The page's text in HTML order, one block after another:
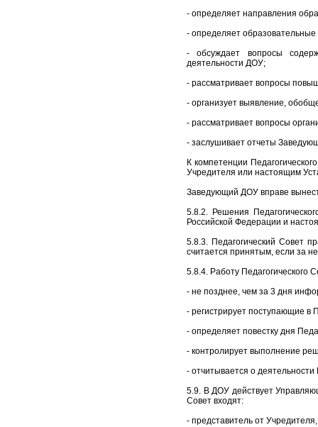
- определяет направления
- определяет
- обсуждает вопросы
деятельности ДОУ;
- рассматривает вопросы
- организует выявление,
- рассматривает вопросы
- заслушивает отчеты
К компетенции
Учредителя или настоящим
Заведующий ДОУ вправе
5.8.2. Решения
Российской Федерации и
5.8.3. Педагогический Совет
считается принятым, если за
5.8.4. Работу Педагогического
- не позднее, чем за 3 дня
- регистрирует поступающие в
- определяет повестку дня
- контролирует выполнение
- отчитывается о
5.9. В ДОУ действует
Совет входят:
- представитель от